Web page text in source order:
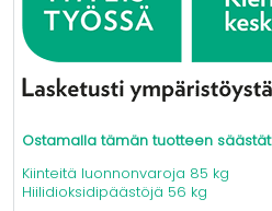
Ostamalla tämän tuotteen säästät
Kiinteitä luonnonvaroja 85 kg
Hiilidioksidipäästöjä 56 kg